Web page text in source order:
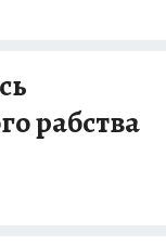
рабства